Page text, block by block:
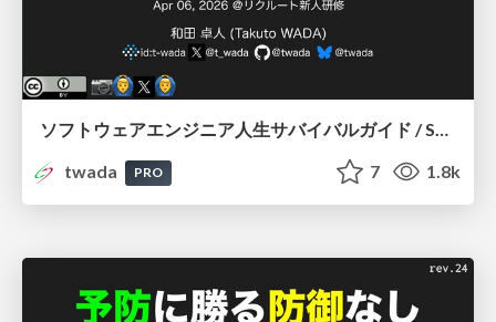
ソフトウェアエンジニア人生サバイバルガイド / Software Engineers Survival Guide 202604 Edition
twada
PRO 7 1.8k